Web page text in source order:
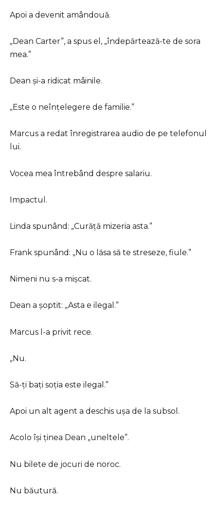
Apoi a devenit amândouă.
„Dean Carter”, a spus el, „îndepărtează-te de sora
mea.”
Dean și-a ridicat mâinile.
„Este o neînțelegere de familie.”
Marcus a redat înregistrarea audio de pe telefonul
lui.
Vocea mea întrebând despre salariu.
Impactul.
Linda spunând: „Curăță mizeria asta.”
Frank spunând: „Nu o lăsa să te streseze, fiule.”
Nimeni nu s-a mișcat.
Dean a șoptit: „Asta e ilegal.”
Marcus l-a privit rece.
„Nu.
Să-ți bați soția este ilegal.”
Apoi un alt agent a deschis ușa de la subsol.
Acolo își ținea Dean „uneltele”.
Nu bilete de jocuri de noroc.
Nu băutură.